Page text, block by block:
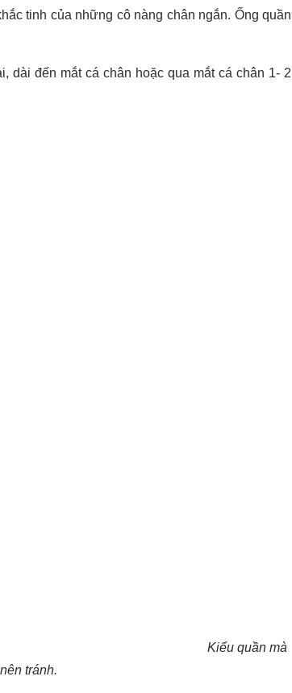
tinh của những cô nàng chân ngắn. Ống quần
dài đến mắt cá chân hoặc qua mắt cá chân 1- 2
Kiểu quần mà
tránh.